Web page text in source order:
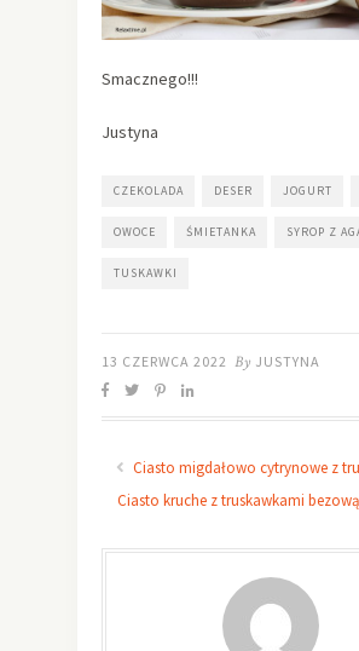
Smacznego!!!
Justyna
CZEKOLADA DESER JOGURT
OWOCE ŚMIETANKA SYROP Z
TUSKAWKI
13 CZERWCA 2022 By JUSTYNA
Ciasto migdałowo cytrynowe z
Ciasto kruche z truskawkami